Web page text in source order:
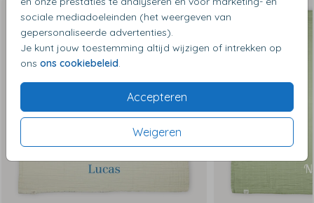
sociale mediadoeleinden (het weergeven van
gepersonaliseerde advertenties).
Je kunt jouw toestemming altijd wijzigen of intrekken op
ons ons cookiebeleid.
Accepteren
Weigeren